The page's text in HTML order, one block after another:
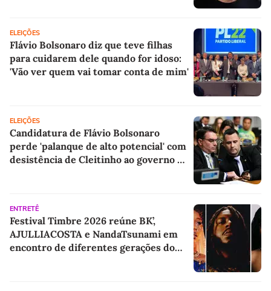
ELEIÇÕES
Flávio Bolsonaro diz que teve filhas
para cuidarem dele quando for idoso:
'Vão ver quem vai tomar conta de mim'
ELEIÇÕES
Candidatura de Flávio Bolsonaro
perde 'palanque de alto potencial' com
desistência de Cleitinho ao governo de
ENTRETÊ
Festival Timbre 2026 reúne BK’,
AJULLIACOSTA e NandaTsunami em
encontro de diferentes gerações do